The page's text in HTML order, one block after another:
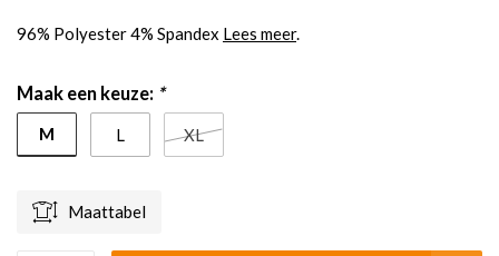
96% Polyester 4% Spandex Lees meer.
Maak een keuze: *
M L XL
Maattabel